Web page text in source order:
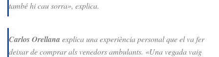
també hi cau sorra», explica.
Carlos Orellana explica una experiència personal que el va fer
deixar de comprar als venedors ambulants. «Una vegada vaig